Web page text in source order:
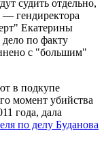
судить отдельно,
— гендиректора
Екатерины
по факту
с "большим"
в подкупе
момент убийства
года, дала
по делу Буданова